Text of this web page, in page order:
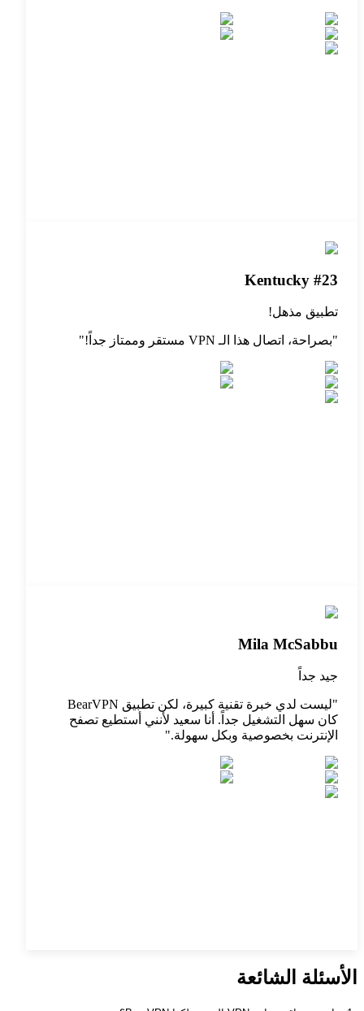
Kentucky #23
تطبيق مذهل!
"بصراحة، اتصال هذا الـ VPN مستقر وممتاز جداً! "
Mila McSabbu
جيد جداً
"
ليست لدي خبرة تقنية كبيرة، لكن تطبيق BearVPN
كان سهل التشغيل جداً. أنا سعيد لأنني أستطيع تصفح
الإنترنت بخصوصية وبكل سهولة."
الأسئلة الشائعة